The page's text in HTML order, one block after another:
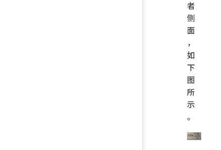
者
侧
面
，
如
下
图
所
示
。